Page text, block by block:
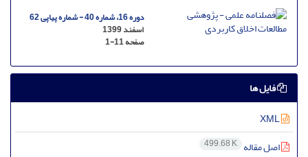
دوره 16، شماره 40 - شماره پیاپی 62
اسفند 1399
صفحه1-11
فایل ها
اصل مقاله 499.68 K